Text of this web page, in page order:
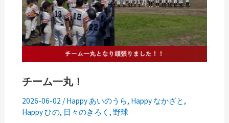
チーム一丸！
2026-06-02 / Happy あいのうら, Happy なかざと,
Happy ひの, 日々のきろく,野球